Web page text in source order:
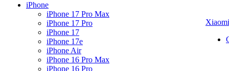
iPhone
iPhone 17 Pro Max
iPhone 17 Pro
iPhone 17
iPhone 17e
iPhone Air
iPhone 16 Pro Max
iPhone 16 Pro
Xiaomi